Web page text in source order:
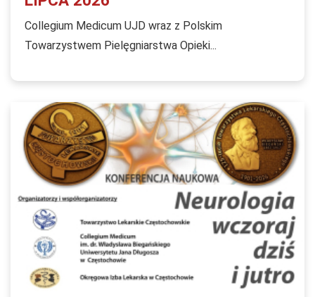
Collegium Medicum UJD wraz z Polskim
Towarzystwem Pielęgniarstwa Opieki...